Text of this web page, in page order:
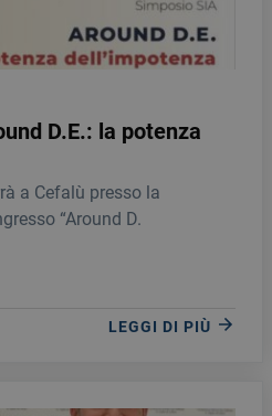
D.E.: la potenza
a Cefalù presso la
“Around D.
LEGGI DI PIÙ